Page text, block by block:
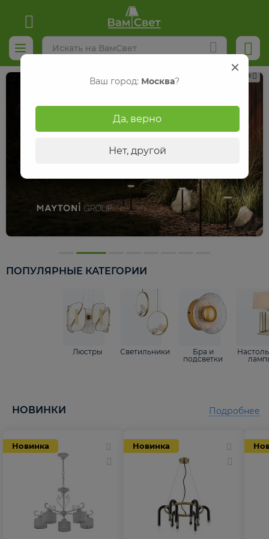
Реклама
ПОПУЛЯРНЫЕ КАТЕГОРИИ
Люстры Светильники
Бра и
подсветки
НОВИНКИ
Новинка Новинка
Подробнее
Ваш город: Москва?
Да, верно
Нет, другой